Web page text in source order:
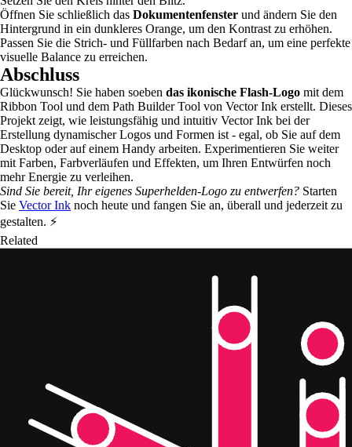
Öffnen Sie schließlich das Dokumentenfenster und ändern Sie den
Hintergrund in ein dunkleres Orange, um den Kontrast zu erhöhen.
Passen Sie die Strich- und Füllfarben nach Bedarf an, um eine perfekte
visuelle Balance zu erreichen.
Abschluss
Glückwunsch! Sie haben soeben das ikonische Flash-Logo mit dem
Ribbon Tool und dem Path Builder Tool von Vector Ink erstellt. Dieses
Projekt zeigt, wie leistungsfähig und intuitiv Vector Ink bei der
Erstellung dynamischer Logos und Formen ist - egal, ob Sie auf dem
Desktop oder auf einem Handy arbeiten. Experimentieren Sie weiter
mit Farben, Farbverläufen und Effekten, um Ihren Entwürfen noch
mehr Energie zu verleihen.
Sind Sie bereit, Ihr eigenes Superhelden-Logo zu entwerfen? Starten
Sie Vector Ink noch heute und fangen Sie an, überall und jederzeit zu
gestalten. ⚡
Related